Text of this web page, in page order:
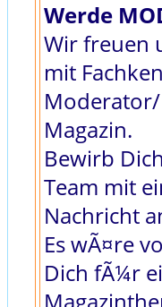
Werde
Wir freuen
mit
Magazin.
Bewirb
Team mit
Nachricht
Es wÃ¤re
Dich fÃ¼r